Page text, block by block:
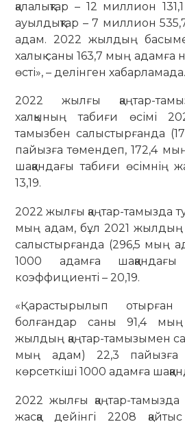
қалалықтар – 12 миллион
ауылдықтар – 7 миллион
адам. 2022 жылдың
халық саны 163,7 мың адамға
өсті», – делінген хабарламада.
2022 жылғы қаңтар-
халқының табиғи өсімі
тамызбен салыстырғанда
пайызға төмендеп, 172,4 мың
шаққандағы табиғи өсімнің
13,19.
2022 жылғы қаңтар-тамызда
мың адам, бұл 2021 жылдың
салыстырғанда (296,5 мың
1000 адамға
коэффициенті – 20,19.
«Қарастырылып отырған
болғандар саны 91,4
жылдың қаңтар-тамызымен
мың адам) 22,3
көрсеткіші 1000 адамға
2022 жылғы қаңтар-тамызда
жасқа дейінгі 2208